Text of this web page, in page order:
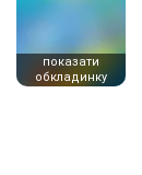
показати
обкладинку